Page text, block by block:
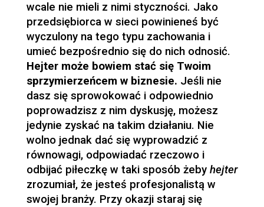
wcale nie mieli z nimi styczności. Jako
przedsiębiorca w sieci powinieneś być
wyczulony na tego typu zachowania i
umieć bezpośrednio się do nich odnosić.
Hejter może bowiem stać się Twoim
sprzymierzeńcem w biznesie. Jeśli nie
dasz się sprowokować i odpowiednio
poprowadzisz z nim dyskusję, możesz
jedynie zyskać na takim działaniu. Nie
wolno jednak dać się wyprowadzić z
równowagi, odpowiadać rzeczowo i
odbijać piłeczkę w taki sposób żeby hejter
zrozumiał, że jesteś profesjonalistą w
swojej branży. Przy okazji staraj się